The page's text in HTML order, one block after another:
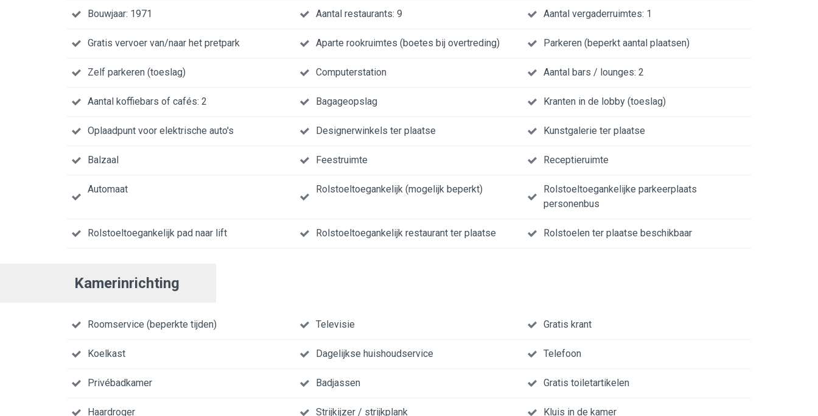
Bouwjaar: 1971 Aantal restaurants: 9 Aantal vergaderruimtes: 1
Gratis vervoer van/naar het pretpark Aparte rookruimtes (boetes bij overtreding) Parkeren (beperkt aantal plaatsen)
Zelf parkeren (toeslag) Computerstation Aantal bars / lounges: 2
Aantal koffiebars of cafés: 2 Bagageopslag Kranten in de lobby (toeslag)
Oplaadpunt voor elektrische auto's Designerwinkels ter plaatse Kunstgalerie ter plaatse
Balzaal Feestruimte Receptieruimte
Automaat Rolstoeltoegankelijk (mogelijk beperkt)
Rolstoeltoegankelijke parkeerplaats
personenbus
Rolstoeltoegankelijk pad naar lift Rolstoeltoegankelijk restaurant ter plaatse Rolstoelen ter plaatse beschikbaar
Kamerinrichting
Roomservice (beperkte tijden) Televisie Gratis krant
Koelkast Dagelijkse huishoudservice Telefoon
Privébadkamer Badjassen Gratis toiletartikelen
Haardroger Strijkijzer / strijkplank Kluis in de kamer